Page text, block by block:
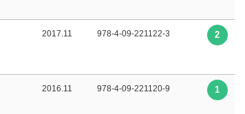
2017.11 978-4-09-221122-3 2
2016.11 978-4-09-221120-9 1